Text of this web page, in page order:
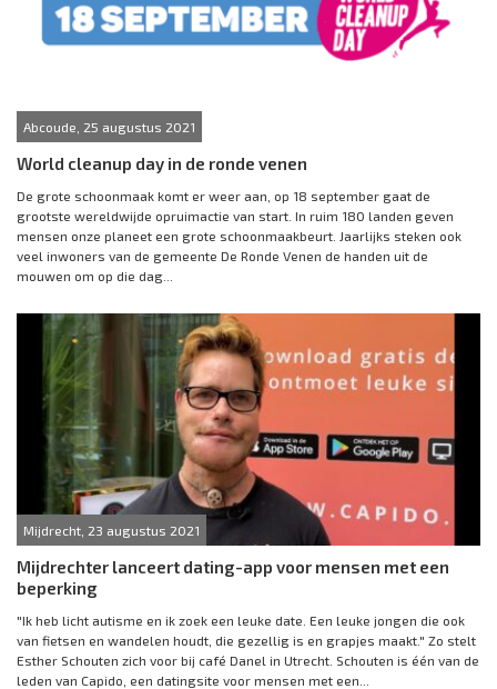
Abcoude, 25 augustus 2021
World cleanup day in de ronde venen
De grote schoonmaak komt er weer aan, op 18 september gaat de
grootste wereldwijde opruimactie van start. In ruim 180 landen geven
mensen onze planeet een grote schoonmaakbeurt. Jaarlijks steken ook
veel inwoners van de gemeente De Ronde Venen de handen uit de
mouwen om op die dag...
Mijdrecht, 23 augustus 2021
Mijdrechter lanceert dating-app voor mensen met een
beperking
"Ik heb licht autisme en ik zoek een leuke date. Een leuke jongen die ook
van fietsen en wandelen houdt, die gezellig is en grapjes maakt." Zo stelt
Esther Schouten zich voor bij café Danel in Utrecht. Schouten is één van de
leden van Capido, een datingsite voor mensen met een...